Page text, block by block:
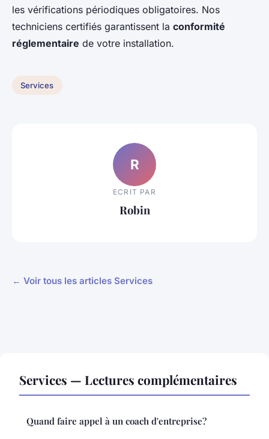
les vérifications périodiques obligatoires. Nos
techniciens certifiés garantissent la conformité
réglementaire de votre installation.
Services
R
ECRIT PAR
Robin
← Voir tous les articles Services
Services — Lectures complémentaires
Quand faire appel à un coach d'entreprise?